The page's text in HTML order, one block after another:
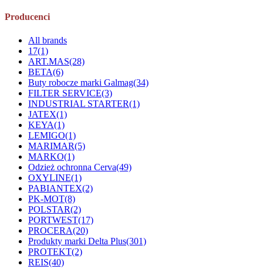
Producenci
All brands
17(1)
ART.MAS(28)
BETA(6)
Buty robocze marki Galmag(34)
FILTER SERVICE(3)
INDUSTRIAL STARTER(1)
JATEX(1)
KEYA(1)
LEMIGO(1)
MARIMAR(5)
MARKO(1)
Odzież ochronna Cerva(49)
OXYLINE(1)
PABIANTEX(2)
PK-MOT(8)
POLSTAR(2)
PORTWEST(17)
PROCERA(20)
Produkty marki Delta Plus(301)
PROTEKT(2)
REIS(40)